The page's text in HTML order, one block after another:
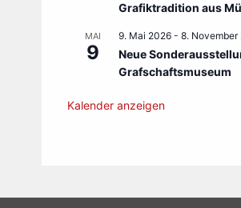
Grafiktradition aus
MAI
9
9. Mai 2026 - 8. November
Neue
Grafschaftsmuseum
Kalender anzeigen